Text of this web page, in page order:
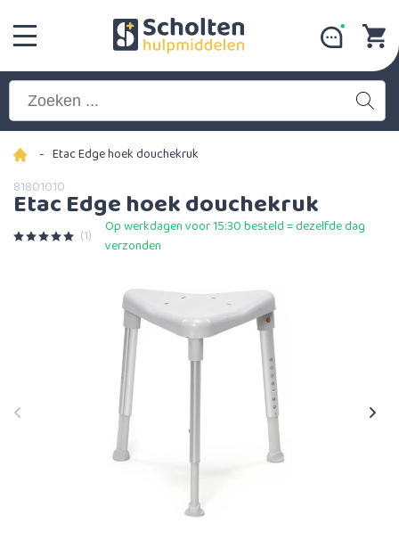
- Etac Edge hoek douchekruk
81801010
Etac Edge hoek douchekruk
(1)
Op werkdagen voor 15:30 besteld = dezelfde dag
verzonden